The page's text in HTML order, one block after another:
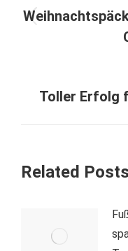
Toller Erfolg
Related Posts